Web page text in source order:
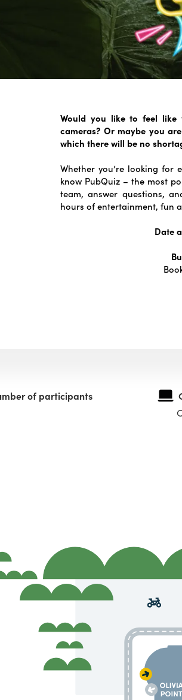
Would you like to feel
cameras? Or maybe you
which there will be no
Whether you’re looking for
know PubQuiz – the most
team, answer questions,
hours of entertainment, fun
Date
of participants